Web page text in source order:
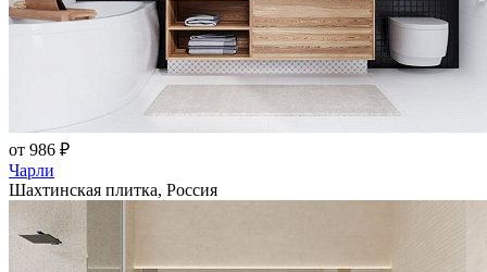
от 986 ₽
Чарли
Шахтинская плитка, Россия